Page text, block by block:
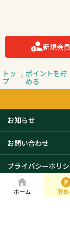
ホーム 貯
新規会
トッ
プ
ポイントを貯
める
お知らせ
お問い合わせ
プライバシーポリ
会社概要